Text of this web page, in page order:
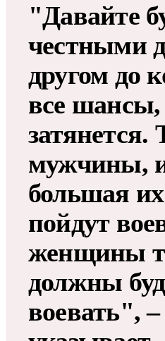
"Давайте
честными
другом до
все шансы,
затянется.
мужчины,
большая
пойдут
женщины
должны
воевать", –